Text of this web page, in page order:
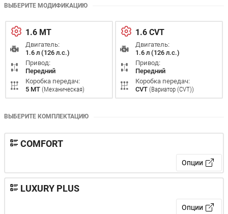
ВЫБЕРИТЕ МОДИФИКАЦИЮ
1.6 MT
Двигатель:
1.6 л (126 л.с.)
Привод:
Передний
Коробка передач:
5 MT(Механическая)
1.6 CVT
Двигатель:
1.6 л (126 л.с.)
Привод:
Передний
Коробка передач:
CVT(Вариатор (CVT))
ВЫБЕРИТЕ КОМПЛЕКТАЦИЮ
COMFORT
Опции
LUXURY PLUS
Опции